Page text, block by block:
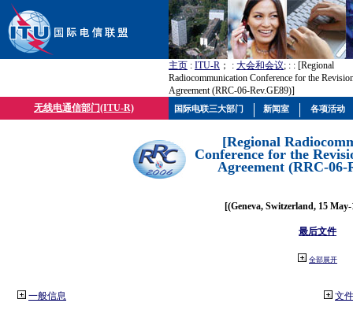
主页 : ITU-R ； : 大会和会议; : : [Regional
Radiocommunication Conference for the
Agreement (RRC-06-Rev.GE89)]
无线电通信部门(ITU-R)
[Regional
Conference for the
Agreement (RRC-06-
[(Geneva, Switzerland, 15
最后文件
全部展开
一般信息 文件
国际电联三大部门 新闻室 各项活动